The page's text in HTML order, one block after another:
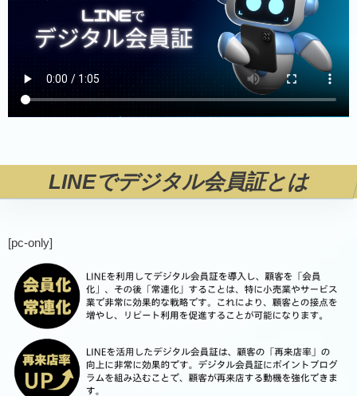
LINEでデジタル会員証とは
[pc-only]